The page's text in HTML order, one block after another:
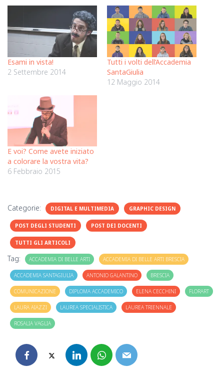
Esami in vista!
2 Settembre 2014
Tutti i volti dell’Accademia
SantaGiulia
12 Maggio 2014
E voi? Come avete iniziato
a colorare la vostra vita?
6 Febbraio 2015
Categorie: DIGITAL E MULTIMEDIA GRAPHIC DESIGN
POST DEGLI STUDENTI POST DEI DOCENTI
TUTTI GLI ARTICOLI
Tag: ACCADEMIA DI BELLE ARTI ACCADEMIA DI BELLE ARTI BRESCIA
ACCADEMIA SANTAGIULIA ANTONIO GALANTINO BRESCIA
COMUNICAZIONE DIPLOMA ACCADEMICO ELENA CECCHINI FLORART
LAURA AIAZZI LAUREA SPECIALISTICA LAUREA TRIENNALE
ROSALIA VAGLIA